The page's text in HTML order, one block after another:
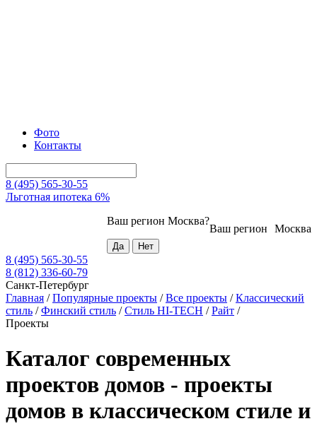
Фото
Контакты
8 (495) 565-30-55
Льготная ипотека 6%
Москва
Ваш регион
Ваш регион Москва?
8 (495) 565-30-55
8 (812) 336-60-79
Санкт-Петербург
Главная /Популярные проекты /Все проекты /Классический
стиль /Финский стиль /Стиль HI-TECH /Райт /
Проекты
Каталог современных
проектов домов - проекты
домов в классическом стиле и